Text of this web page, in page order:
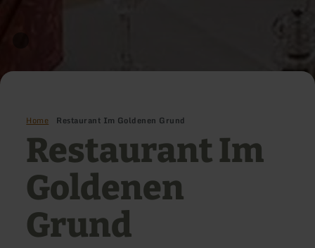
Home Restaurant Im Goldenen Grund
Restaurant Im
Goldenen
Grund